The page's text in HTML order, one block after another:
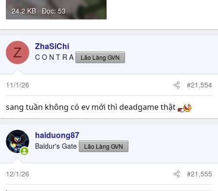
24.2 KB · Đọc: 53
Z ZhaSiChi
C O N T R A Lão Làng GVN
11/1/26 #21,554
sang tuần không có ev mới thì deadgame thật
haiduong87
Baldur's Gate Lão Làng GVN
12/1/26 #21,555